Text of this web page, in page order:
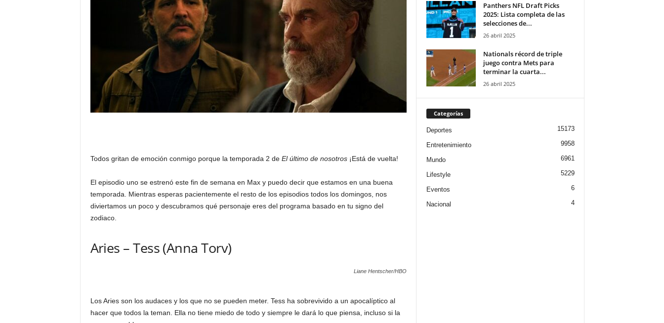
Todos gritan de emoción conmigo porque la temporada 2 de El último de nosotros¡Está de vuelta!
El episodio uno se estrenó este fin de semana en Max y puedo decir que estamos en una buena
temporada. Mientras esperas pacientemente el resto de los episodios todos los domingos, nos
diviertamos un poco y descubramos qué personaje eres del programa basado en tu signo del
zodiaco.
Aries – Tess (Anna Torv)
Liane Hentscher/HBO
Los Aries son los audaces y los que no se pueden meter. Tess ha sobrevivido a un apocalíptico al
hacer que todos la teman. Ella no tiene miedo de todo y siempre le dará lo que piensa, incluso si la
Panthers NFL Draft Picks
2025: Lista completa de las
selecciones de...
26 abril 2025
Nationals récord de triple
juego contra Mets para
terminar la cuarta...
26 abril 2025
Categorías
Deportes 15173
Entretenimiento 9958
Mundo 6961
Lifestyle 5229
Eventos 6
Nacional 4